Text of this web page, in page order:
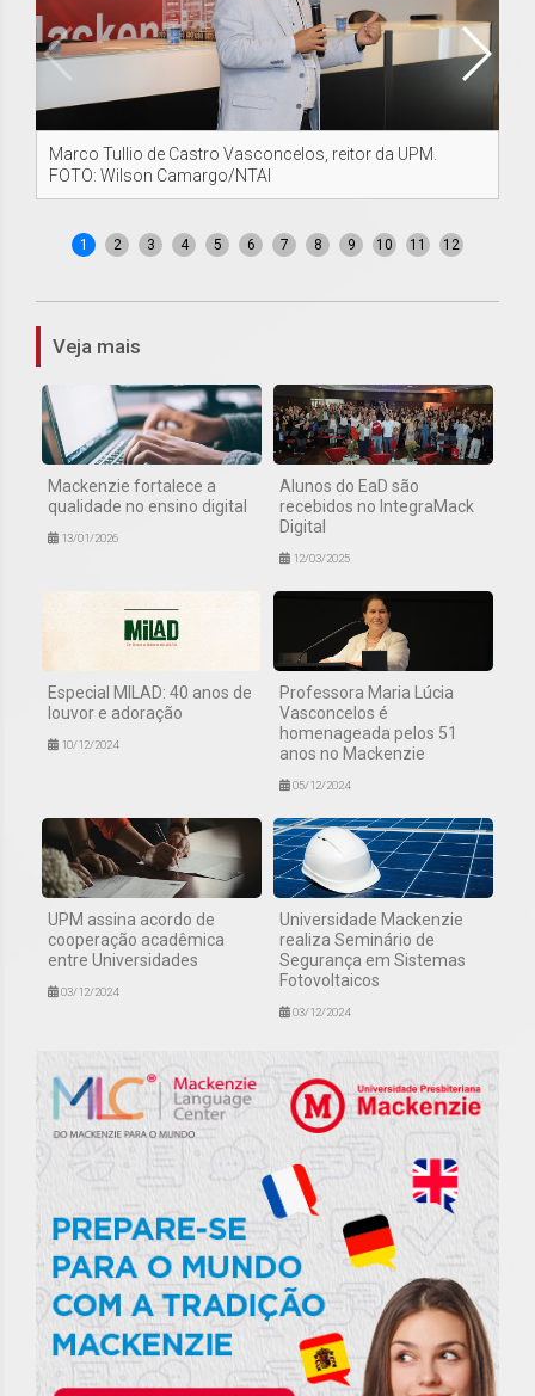
Marco Tullio de Castro Vasconcelos, reitor da UPM.
FOTO: Wilson Camargo/NTAI
1 2 3 4 5 6 7 8 9 10 11 12
Veja mais
Mackenzie fortalece a
qualidade no ensino digital
13/01/2026
Alunos do EaD são
recebidos no IntegraMack
Digital
12/03/2025
Especial MILAD: 40 anos de
louvor e adoração
10/12/2024
Professora Maria Lúcia
Vasconcelos é
homenageada pelos 51
anos no Mackenzie
05/12/2024
UPM assina acordo de
cooperação acadêmica
entre Universidades
03/12/2024
Universidade Mackenzie
realiza Seminário de
Segurança em Sistemas
Fotovoltaicos
03/12/2024